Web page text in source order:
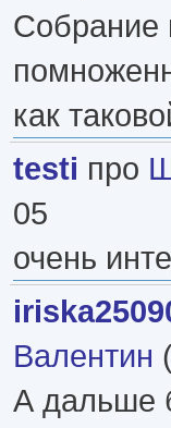
Собрание
как
testi про
05
очень
Валентин
А дальше